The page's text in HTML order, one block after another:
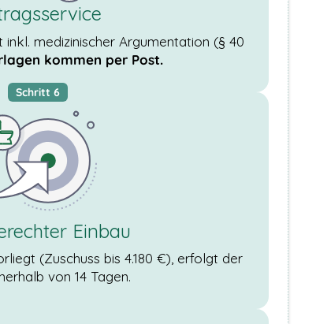
medizinischer Argumentation (§ 40
kommen per Post.
Schritt 6
Einbau
(Zuschuss bis 4.180 €), erfolgt der
von 14 Tagen.